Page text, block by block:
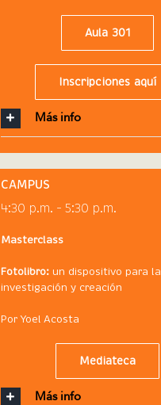
Aula 301
Inscripciones aquí
Más info
CAMPUS
4:30 p.m. – 5:30 p.m.
Masterclass
Fotolibro:un dispositivo para la
investigación y creación
Por Yoel Acosta
Mediateca
Más info